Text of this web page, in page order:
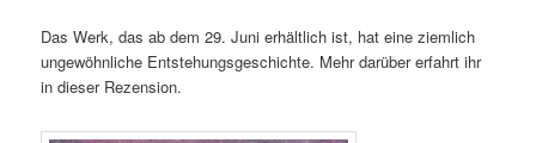
Das Werk, das ab dem 29. Juni erhältlich ist, hat eine ziemlich
ungewöhnliche Entstehungsgeschichte. Mehr darüber erfahrt ihr
in dieser Rezension.